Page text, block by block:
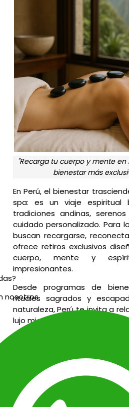
"Recarga tu cuerpo y mente en
bienestar más
En Perú, el bienestar
spa: es un viaje espiritual
tradiciones andinas,
cuidado personalizado. Para
buscan recargarse,
ofrece retiros exclusivos
cuerpo, mente y
impresionantes.
Desde programas de
rituales sagrados y
naturaleza, Perú te invita a
lujo mientras abrazas el
RETIROS DE SPA DE
TRADICIONES
Sabiduría tradicional y lujo
nosotros